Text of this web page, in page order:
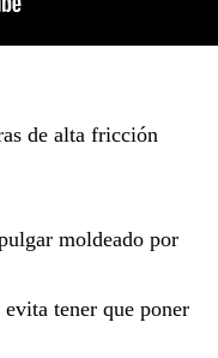
de alta fricción
moldeado por
tener que poner